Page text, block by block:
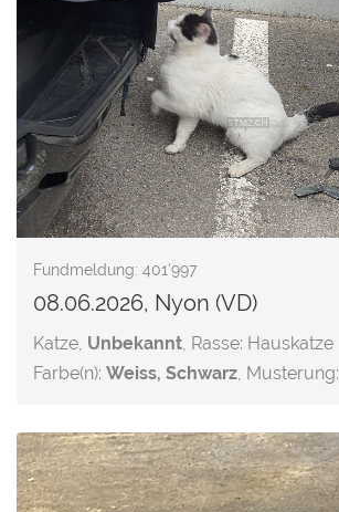
Fundmeldung: 401'997
08.06.2026, Nyon (VD)
Katze, Unbekannt, Rasse: Hauskatze
Farbe(n): Weiss, Schwarz, Musterung: